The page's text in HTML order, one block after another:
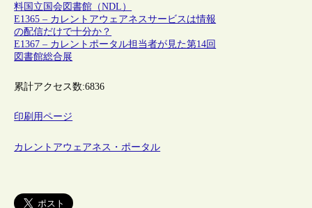
料 国立国会図書館（NDL）
E1365 – カレントアウェアネスサービスは情報
の配信だけで十分か？
E1367 – カレントポータル担当者が見た第14回
図書館総合展
累計アクセス数:6836
印刷用ページ
カレントアウェアネス・ポータル